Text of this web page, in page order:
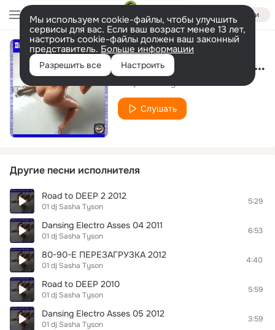
Войти
Мы используем cookie-файлы, чтобы улучшить
сервисы для вас. Если ваш возраст менее 13 лет,
настроить cookie-файлы должен ваш законный
представитель. Больше информации
Разрешить все Настроить Мечтать Летчик (Dj Vengerov Remix)
Слушать
Другие песни исполнителя
Road to DEEP 2 2012
01 dj Sasha Tyson
5:29
Dansing Electro Asses 04 2011
01 dj Sasha Tyson
6:53
80-90-Е ПЕРЕЗАГРУЗКА 2012
01 dj Sasha Tyson
4:40
Road to DEEP 2010
01 dj Sasha Tyson
5:59
Dansing Electro Asses 05 2012
01 dj Sasha Tyson
3:59